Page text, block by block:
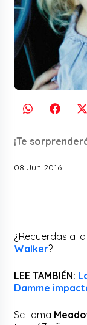
¡Te
08 Jun 2016
¿Recuerdas a
Walker?
LEE TAMBIÉN:
Damme
Se llama